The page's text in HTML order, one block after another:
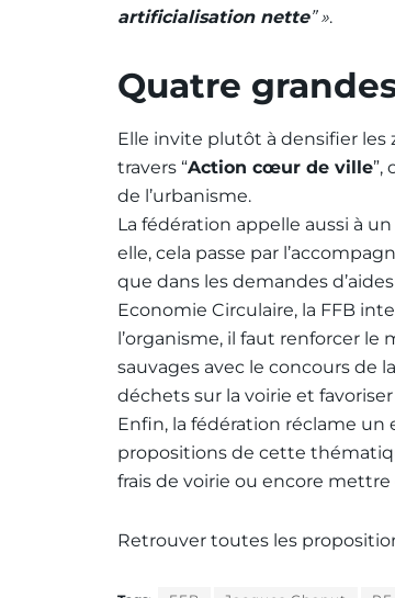
artificialisation nette” ».
Quatre
Elle invite plutôt à densifier les
travers “Action cœur de ville”,
de l’urbanisme.
La fédération appelle aussi à
elle, cela passe par
que dans les demandes
Economie Circulaire, la FFB
l’organisme, il faut renforcer
sauvages avec le concours de
déchets sur la voirie et favoriser
Enfin, la fédération réclame
propositions de cette
frais de voirie ou encore
Retrouver toutes les